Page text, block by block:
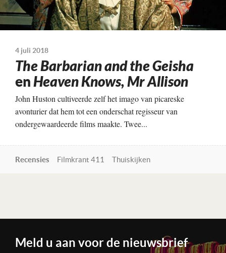
4 juli 2018
The Barbarian and the Geisha
enHeaven Knows, Mr Allison
John Huston cultiveerde zelf het imago van picareske
avonturier dat hem tot een onderschat regisseur van
ondergewaardeerde films maakte. Twee...
Recensies Filmkrant 411 Thuiskijken
Meld u aan voor de nieuwsbrief